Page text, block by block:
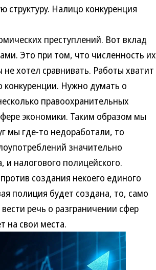
структуру. Налицо конкуренция
преступлений. Вот вклад
Это при том, что численность их
хотел сравнивать. Работы хватит
конкуренции. Нужно думать о
правоохранительных
экономики. Таким образом мы
мы где-то недоработали, то
значительно
налогового полицейского.
создания некоего единого
полиция будет создана, то, само
речь о разграничении сфер
на свои места.